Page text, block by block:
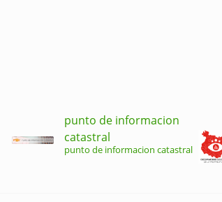
punto de informacion
catastral
punto de informacion catastral